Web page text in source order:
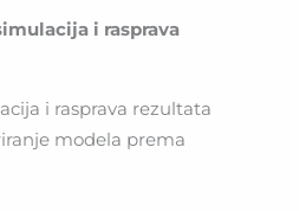
i rasprava
i rasprava rezultata
modela prema